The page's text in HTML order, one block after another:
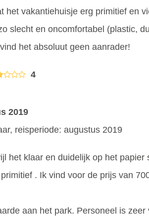
het vakantiehuisje erg primitief en
slecht en oncomfortabel (plastic,
het absoluut geen aanrader!
4
2019
reisperiode: augustus 2019
het klaar en duidelijk op het papier
. Ik vind voor de prijs van
aan het park. Personeel is zeer